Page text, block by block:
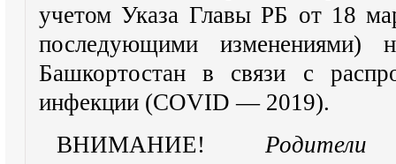
учетом Указа Главы РБ от 18
последующими изменениями)
Башкортостан в связи с
инфекции (COVID — 2019).
ВНИМАНИЕ!